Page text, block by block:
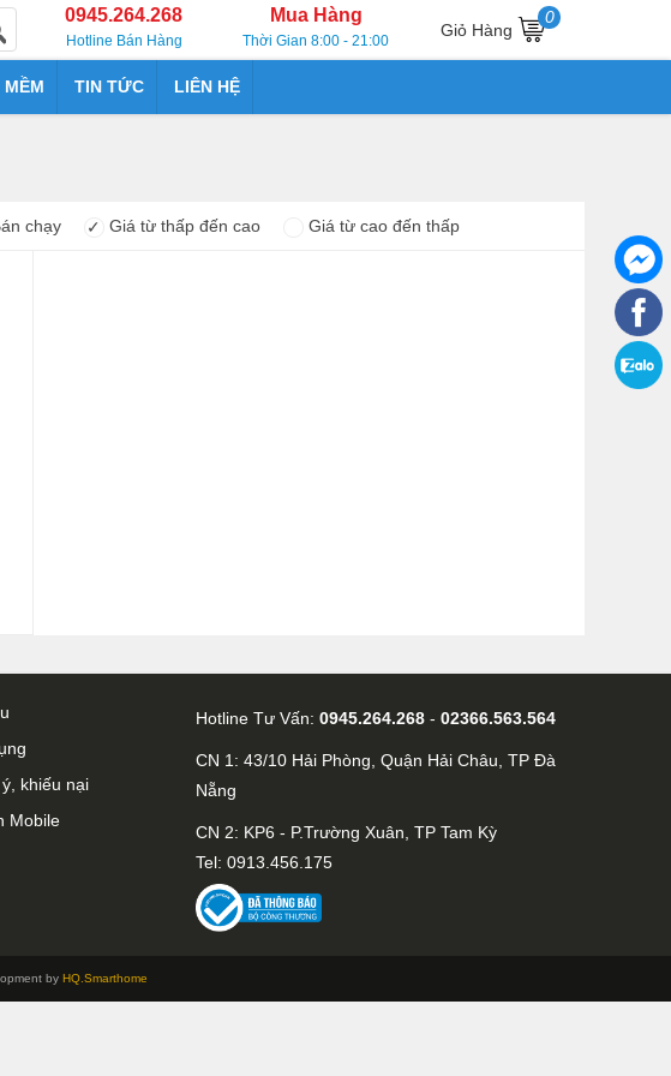
0945.264.268
Hotline Bán Hàng
Mua Hàng
Thời Gian 8:00 - 21:00
Giỏ Hàng
0
MỀM TIN TỨC LIÊN HỆ
chạy ✓ Giá từ thấp đến cao Giá từ cao đến thấp
khiếu nại
Mobile
Hotline Tư Vấn: 0945.264.268 - 02366.563.564
CN 1: 43/10 Hải Phòng, Quận Hải Châu, TP Đà
Nẵng
CN 2: KP6 - P.Trường Xuân, TP Tam Kỳ
Tel: 0913.456.175
by HQ.Smarthome